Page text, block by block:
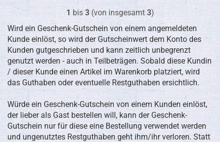
1bis3(von insgesamt3)
Wird ein Geschenk-Gutschein von einem angemeldeten
Kunde einlöst, so wird der Gutscheinwert dem Konto des
Kunden gutgeschrieben und kann zeitlich unbegrenzt
genutzt werden - auch in Teilbeträgen. Sobald diese Kundin
/ dieser Kunde einen Artikel im Warenkorb platziert, wird
das Guthaben oder eventuelle Restguthaben ersichtlich.
Würde ein Geschenk-Gutschein von einem Kunden einlöst,
der lieber als Gast bestellen will, kann der Geschenk-
Gutschein nur für diese eine Bestellung verwendet werden
und ungenutztes Restguthaben geht ihm/ihr verloren. Statt